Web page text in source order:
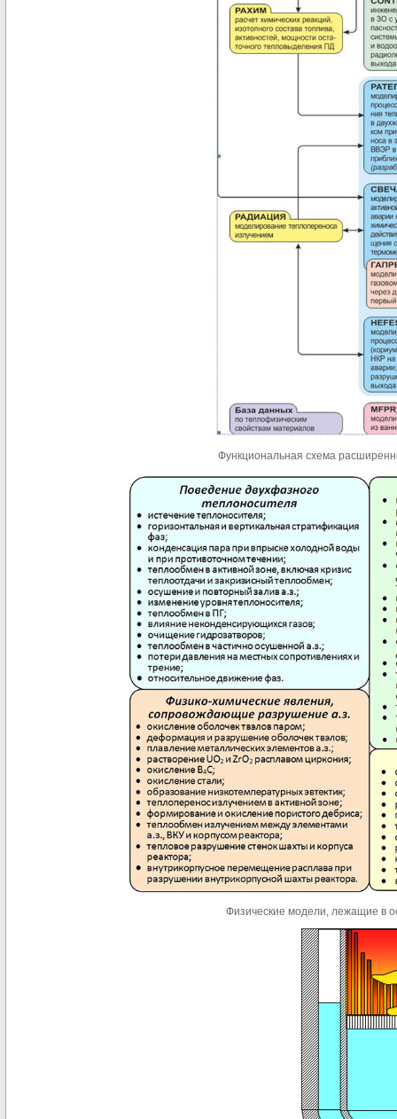
Функциональная схема
Физические модели, лежащие в